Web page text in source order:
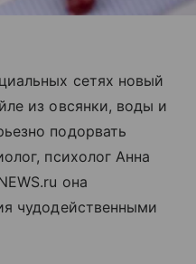
сетях новый
из овсянки, воды и
подорвать
психолог Анна
она
чудодейственными